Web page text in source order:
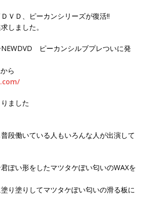
ＶＤ、ピーカンシリーズが復活!!
しました。
NEWDVD ピーカンシルブプレついに発
ら
ました
段働いている人もいろんな人が出演して
ぽい形をしたマツタケぽい匂いのWAXを
り塗りしてマツタケぽい匂いの滑る板に